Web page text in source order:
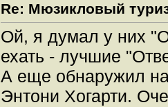
Re: Мюзикловый
Ой, я думал у них
ехать - лучшие
А еще обнаружил на
Энтони Хогарти.